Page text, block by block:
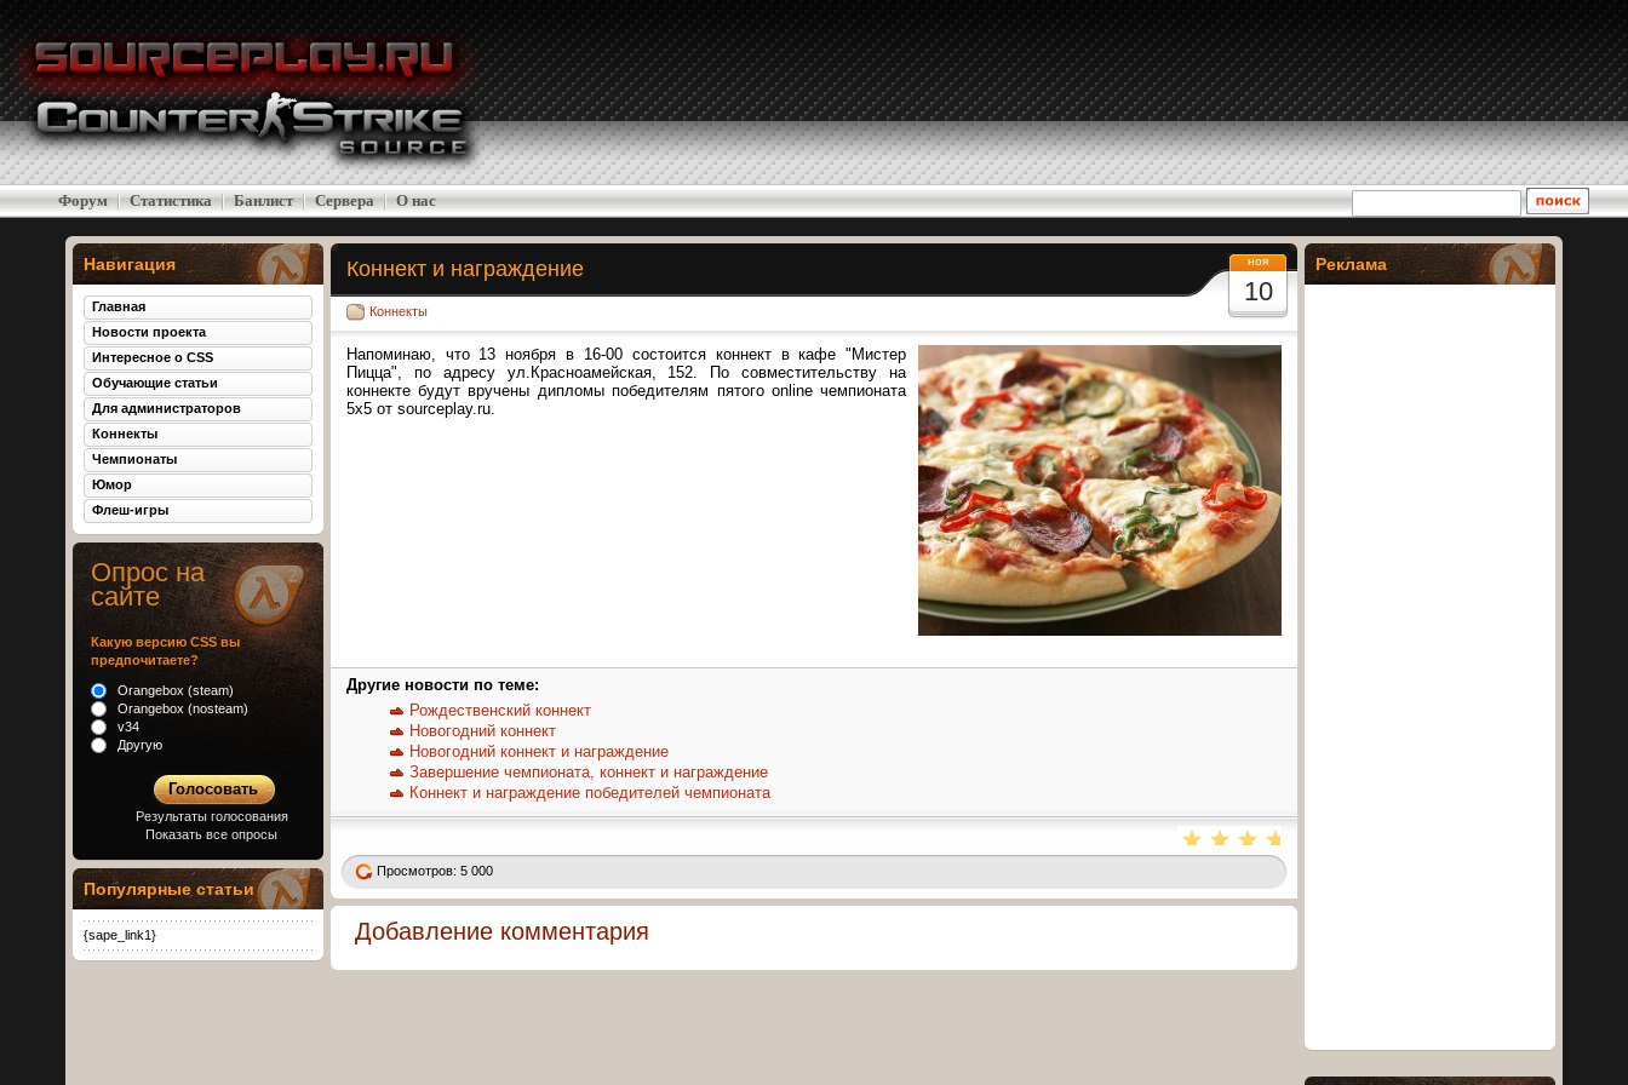
Форум Статистика Банлист Cервера О нас
Коннект и награждение
Коннекты
ноя
10
Напоминаю, что 13 ноября в 16-00 состоится коннект в кафе "Мистер
Пицца", по адресу ул.Красноамейская, 152. По совместительству на
коннекте будут вручены дипломы победителям пятого online чемпионата
5х5 от sourceplay.ru.
Другие новости по теме:
Рождественский коннект
Новогодний коннект
Новогодний коннект и награждение
Завершение чемпионата, коннект и награждение
Коннект и награждение победителей чемпионата
Просмотров: 5 000
Добавление комментария
Реклама
Навигация
Главная
Новости проекта
Интересное о CSS
Обучающие статьи
Для администраторов
Коннекты
Чемпионаты
Юмор
Флеш-игры
Опрос на
сайте
Какую версию CSS вы
предпочитаете?
Orangebox (steam)
Orangebox (nosteam)
v34
Другую
Результаты голосования
Показать все опросы
Популярные статьи
{sape_link1}